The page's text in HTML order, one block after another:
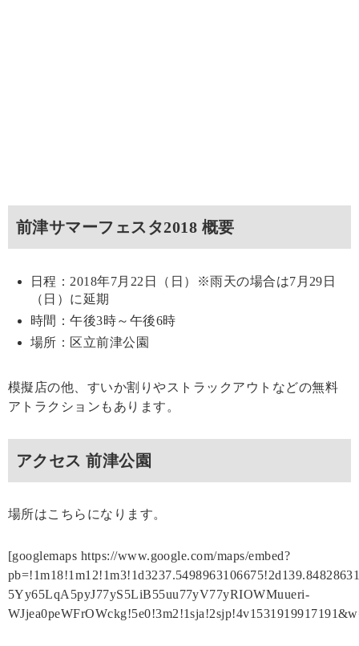
前津サマーフェスタ2018 概要
日程：2018年7月22日（日）※雨天の場合は7月29日
（日）に延期
時間：午後3時～午後6時
場所：区立前津公園
模擬店の他、すいか割りやストラックアウトなどの無料
アトラクションもあります。
アクセス 前津公園
場所はこちらになります。
[googlemaps https://www.google.com/maps/embed?
5Yy65LqA5pyJ77yS5LiB55uu77yV77yRIOWMuueri-